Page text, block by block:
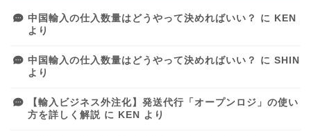
中国輸入の仕入数量はどうやって決めればいい？ に KEN
より
中国輸入の仕入数量はどうやって決めればいい？ に SHIN
より
【輸入ビジネス外注化】発送代行「オープンロジ」の使い
方を詳しく解説 に KEN より